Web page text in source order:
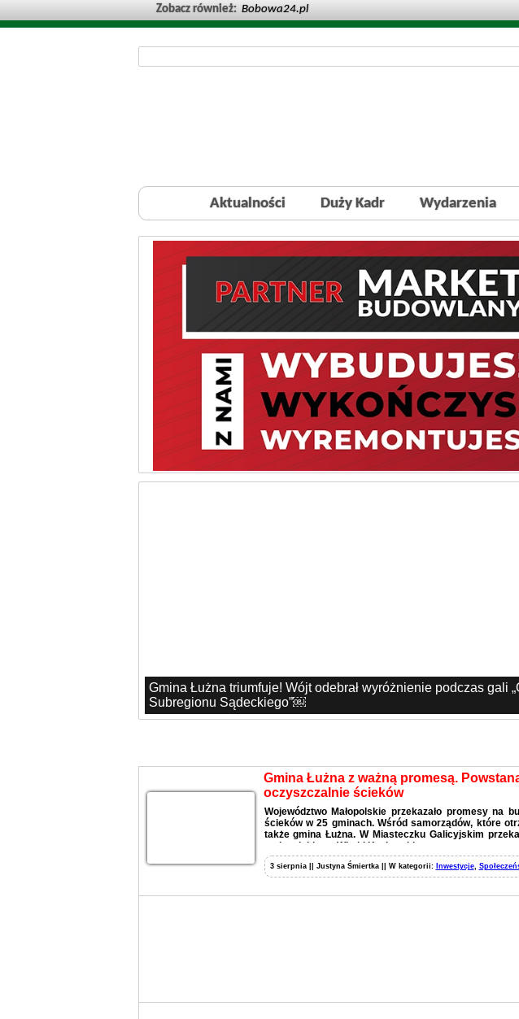
Zobacz również: Bobowa24.pl
Aktualności Duży Kadr Wydarzenia
Gmina Łużna triumfuje! Wójt odebrał wyróżnienie podczas gali
Subregionu Sądeckiego”￼
Gmina Łużna z ważną promesą.
oczyszczalnie ścieków
Województwo Małopolskie przekazało promesy na
ścieków w 25 gminach. Wśród samorządów, które
także gmina Łużna. W Miasteczku Galicyjskim
małopolskiego, Witold Kozłowski.
3 sierpnia || Justyna Śmiertka || W kategorii: Inwestycje,